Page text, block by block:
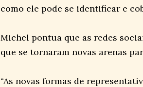
como ele pode se identificar e
Michel pontua que as redes
que se tornaram novas arenas
“As novas formas de